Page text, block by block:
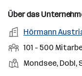
s
r
t
n
e
b
n
s
m
o
d
e
t
o
t
u
s
f
l
f
n
e
S
Über das
A
r
e
Hörmann
M
i
t
101 - 500
S
Mondsee, Dobl,